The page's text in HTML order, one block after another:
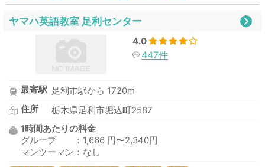
ヤマハ英語教室 足利センター
4.0
447件
最寄駅 足利市駅から 1720m
住所
栃木県足利市堀込町2587
1時間あたりの料金
グループ ：1,666 円〜2,340円
マンツーマン：なし